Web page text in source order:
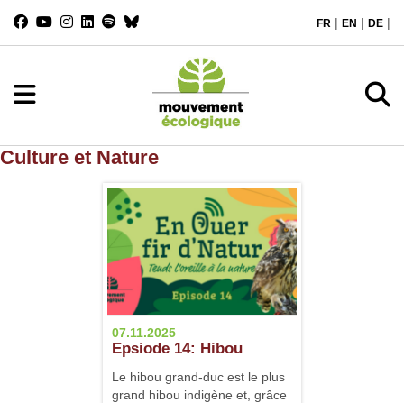
FR | EN | DE |
Culture et Nature
07.11.2025
Epsiode 14: Hibou
Le hibou grand-duc est le plus
grand hibou indigène et, grâce